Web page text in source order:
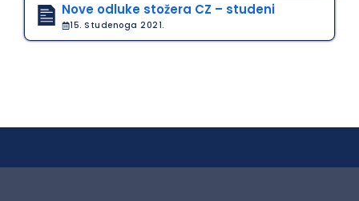
Nove odluke stožera CZ – studeni
15. Studenoga 2021.